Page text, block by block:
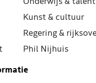
Onderwijs & talent
Kunst & cultuur
Regering &
Phil Nijhuis